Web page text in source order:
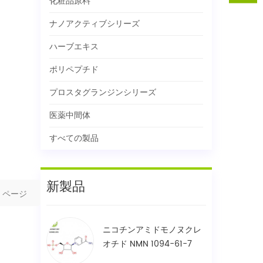
ナノアクティブシリーズ
ハーブエキス
ポリペプチド
プロスタグランジンシリーズ
医薬中間体
すべての製品
新製品
ニコチンアミドモノヌクレ
オチド NMN 1094-61-7
ページ